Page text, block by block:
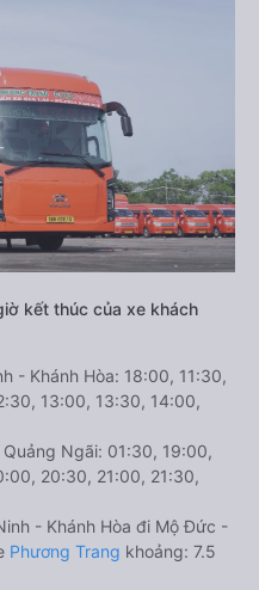
kết thúc của xe khách
- Khánh Hòa: 18:00, 11:30,
13:00, 13:30, 14:00,
Ngãi: 01:30, 19:00,
20:30, 21:00, 21:30,
- Khánh Hòa đi Mộ Đức -
Phương Trang khoảng: 7.5